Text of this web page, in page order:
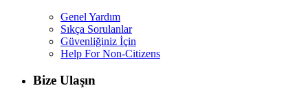
Genel Yardım
Sıkça Sorulanlar
Güvenliğiniz İçin
Help For Non-Citizens
Bize Ulaşın